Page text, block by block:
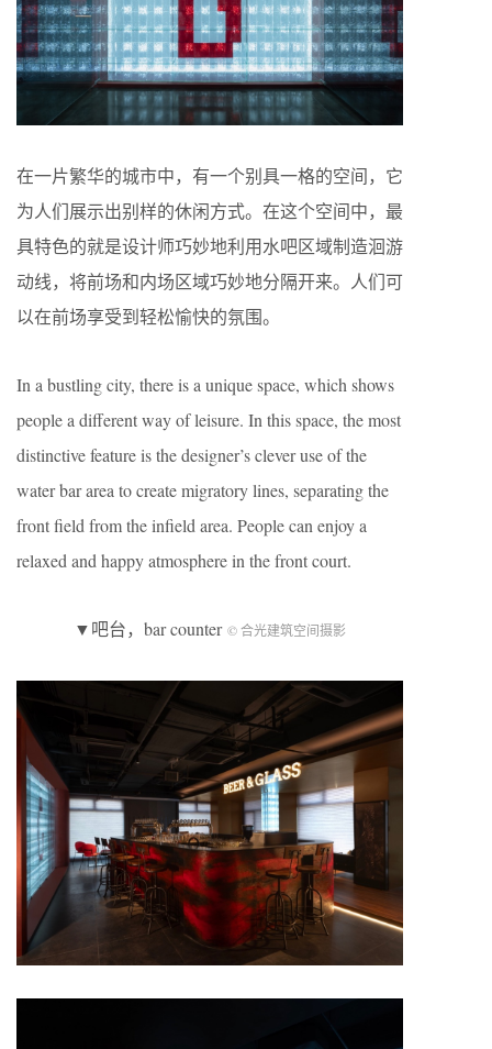
在一片繁华的城市中，有一个别具一格的空间，它
为人们展示出别样的休闲方式。在这个空间中，最
具特色的就是设计师巧妙地利用水吧区域制造洄游
动线，将前场和内场区域巧妙地分隔开来。人们可
以在前场享受到轻松愉快的氛围。
In a bustling city, there is a unique space, which shows
people a different way of leisure. In this space, the most
distinctive feature is the designer’s clever use of the
water bar area to create migratory lines, separating the
front field from the infield area. People can enjoy a
relaxed and happy atmosphere in the front court.
▼吧台，bar counter © 合光建筑空间摄影